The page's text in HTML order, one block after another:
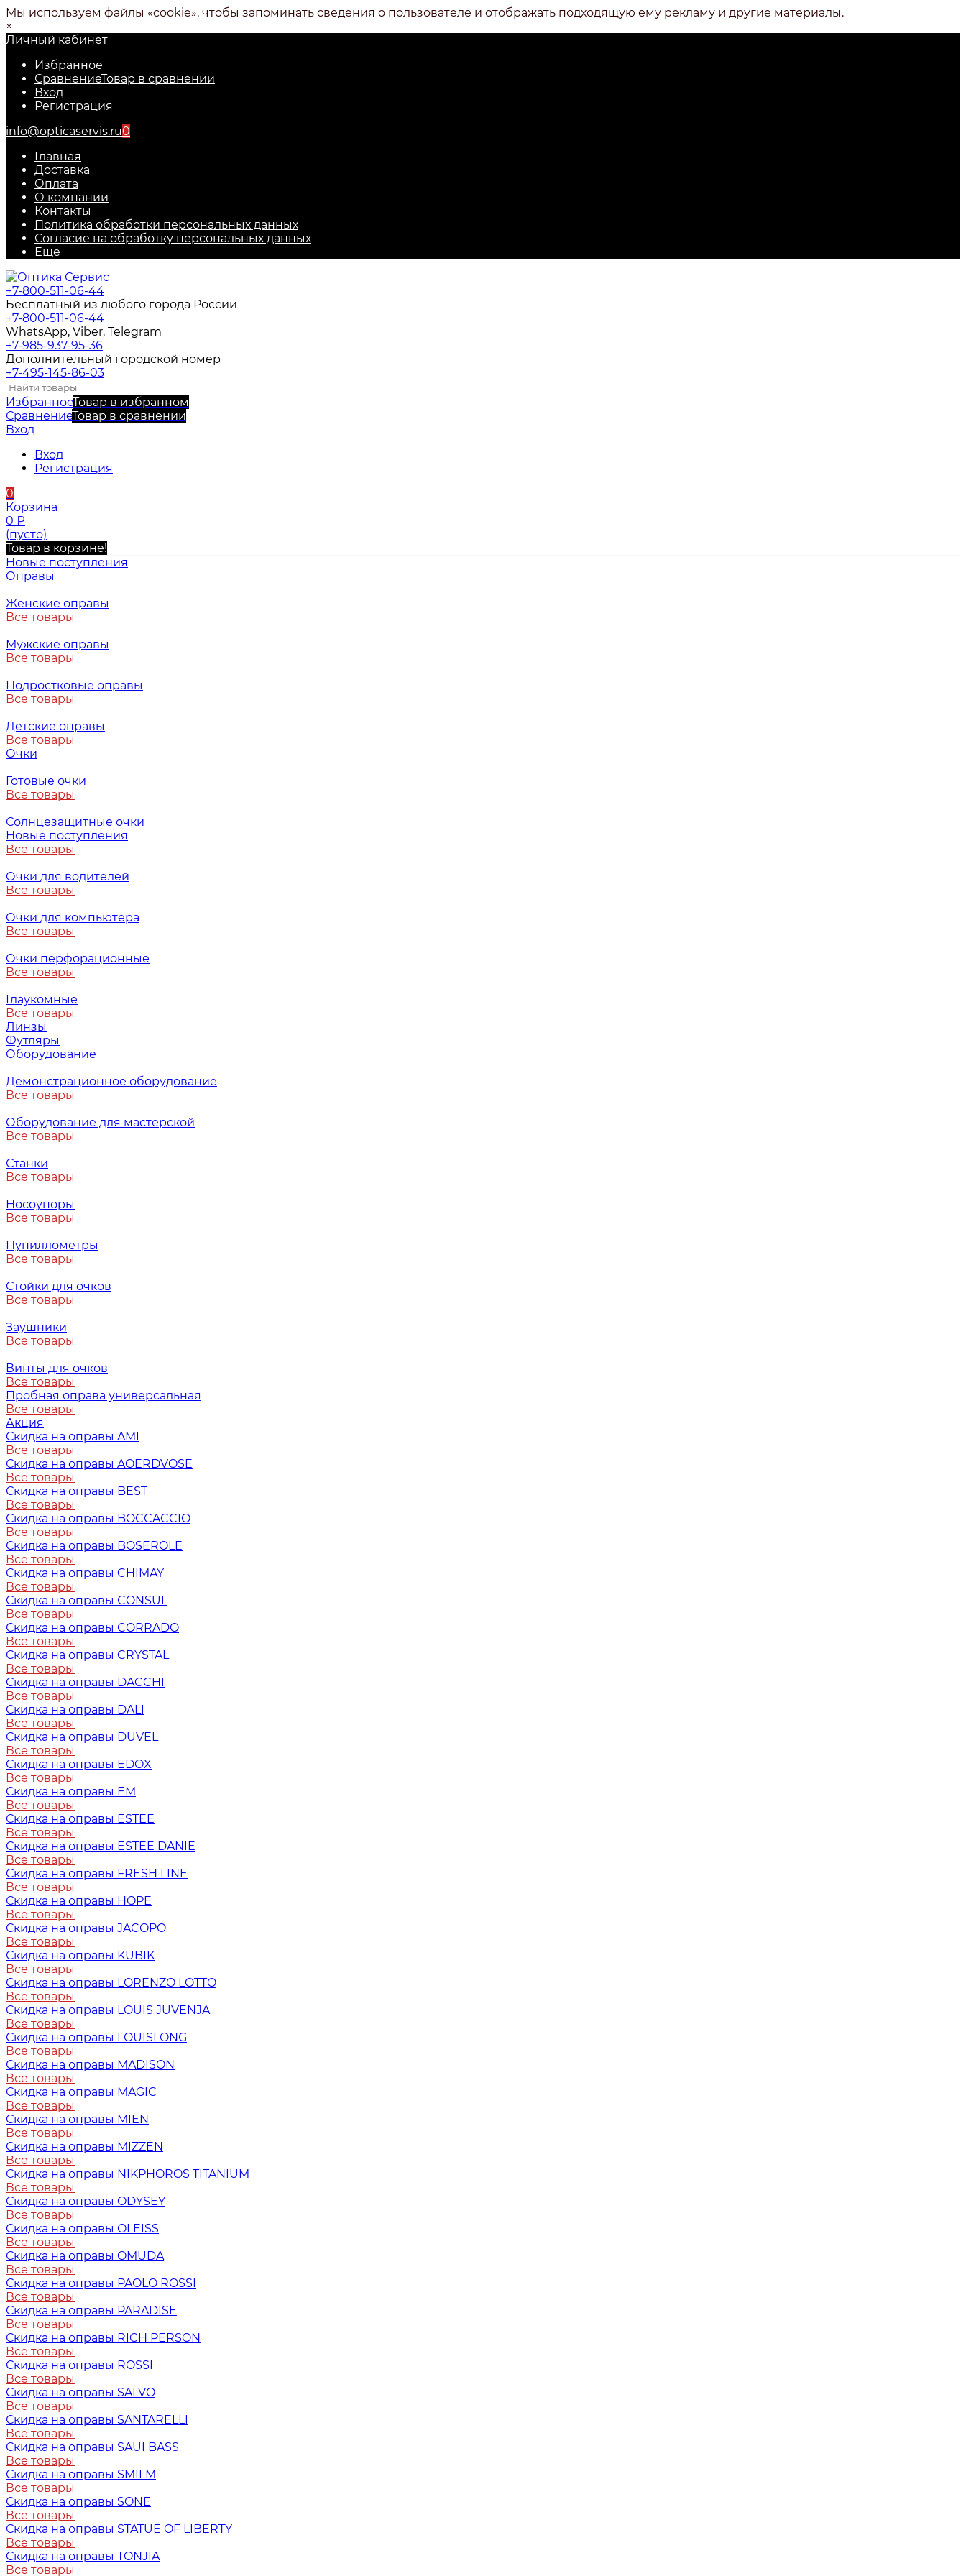
Мы используем файлы «cookie», чтобы запоминать сведения о пользователе и отображать подходящую ему рекламу и другие материалы.
×
Личный кабинет
Избранное
СравнениеТовар в сравнении
Вход
Регистрация
info@opticaservis.ru0
Главная
Доставка
Оплата
О компании
Контакты
Политика обработки персональных данных
Согласие на обработку персональных данных
Еще
+7-800-511-06-44
Бесплатный из любого города России
+7-800-511-06-44
WhatsApp, Viber, Telegram
+7-985-937-95-36
Дополнительный городской номер
+7-495-145-86-03
ИзбранноеТовар в избранном
СравнениеТовар в сравнении
Вход
Вход
Регистрация
0
Корзина
0 ₽
(пусто)
Товар в корзине!
Новые поступления
Оправы
Женские оправы
Все товары
Мужские оправы
Все товары
Подростковые оправы
Все товары
Детские оправы
Все товары
Очки
Готовые очки
Все товары
Солнцезащитные очки
Новые поступления
Все товары
Очки для водителей
Все товары
Очки для компьютера
Все товары
Очки перфорационные
Все товары
Глаукомные
Все товары
Линзы
Футляры
Оборудование
Демонстрационное оборудование
Все товары
Оборудование для мастерской
Все товары
Станки
Все товары
Носоупоры
Все товары
Пупиллометры
Все товары
Стойки для очков
Все товары
Заушники
Все товары
Винты для очков
Все товары
Пробная оправа универсальная
Все товары
Акция
Скидка на оправы AMI
Все товары
Скидка на оправы AOERDVOSE
Все товары
Скидка на оправы BEST
Все товары
Скидка на оправы BOCCACCIO
Все товары
Скидка на оправы BOSEROLE
Все товары
Скидка на оправы CHIMAY
Все товары
Скидка на оправы CONSUL
Все товары
Скидка на оправы CORRADO
Все товары
Скидка на оправы CRYSTAL
Все товары
Скидка на оправы DACCHI
Все товары
Скидка на оправы DALI
Все товары
Скидка на оправы DUVEL
Все товары
Скидка на оправы EDOX
Все товары
Скидка на оправы EM
Все товары
Скидка на оправы ESTEE
Все товары
Скидка на оправы ESTEE DANIE
Все товары
Скидка на оправы FRESH LINE
Все товары
Скидка на оправы HOPE
Все товары
Скидка на оправы JACOPO
Все товары
Скидка на оправы KUBIK
Все товары
Скидка на оправы LORENZO LOTTO
Все товары
Скидка на оправы LOUIS JUVENJA
Все товары
Скидка на оправы LOUISLONG
Все товары
Скидка на оправы MADISON
Все товары
Скидка на оправы MAGIC
Все товары
Скидка на оправы MIEN
Все товары
Скидка на оправы MIZZEN
Все товары
Скидка на оправы NIKPHOROS TITANIUM
Все товары
Скидка на оправы ODYSEY
Все товары
Скидка на оправы OLEISS
Все товары
Скидка на оправы OMUDA
Все товары
Скидка на оправы PAOLO ROSSI
Все товары
Скидка на оправы PARADISE
Все товары
Скидка на оправы RICH PERSON
Все товары
Скидка на оправы ROSSI
Все товары
Скидка на оправы SALVO
Все товары
Скидка на оправы SANTARELLI
Все товары
Скидка на оправы SAUI BASS
Все товары
Скидка на оправы SMILM
Все товары
Скидка на оправы SONE
Все товары
Скидка на оправы STATUE OF LIBERTY
Все товары
Скидка на оправы TONJIA
Все товары